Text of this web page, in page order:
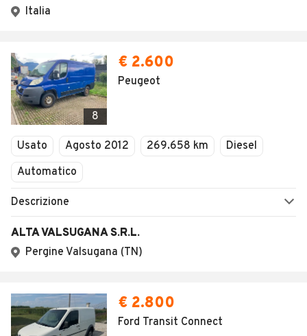
Italia
8
€ 2.600
Peugeot
Usato Agosto 2012 269.658 km
Diesel
Automatico
Descrizione
ALTA VALSUGANA S.R.L.
Pergine Valsugana (TN)
€ 2.800
Ford Transit Connect